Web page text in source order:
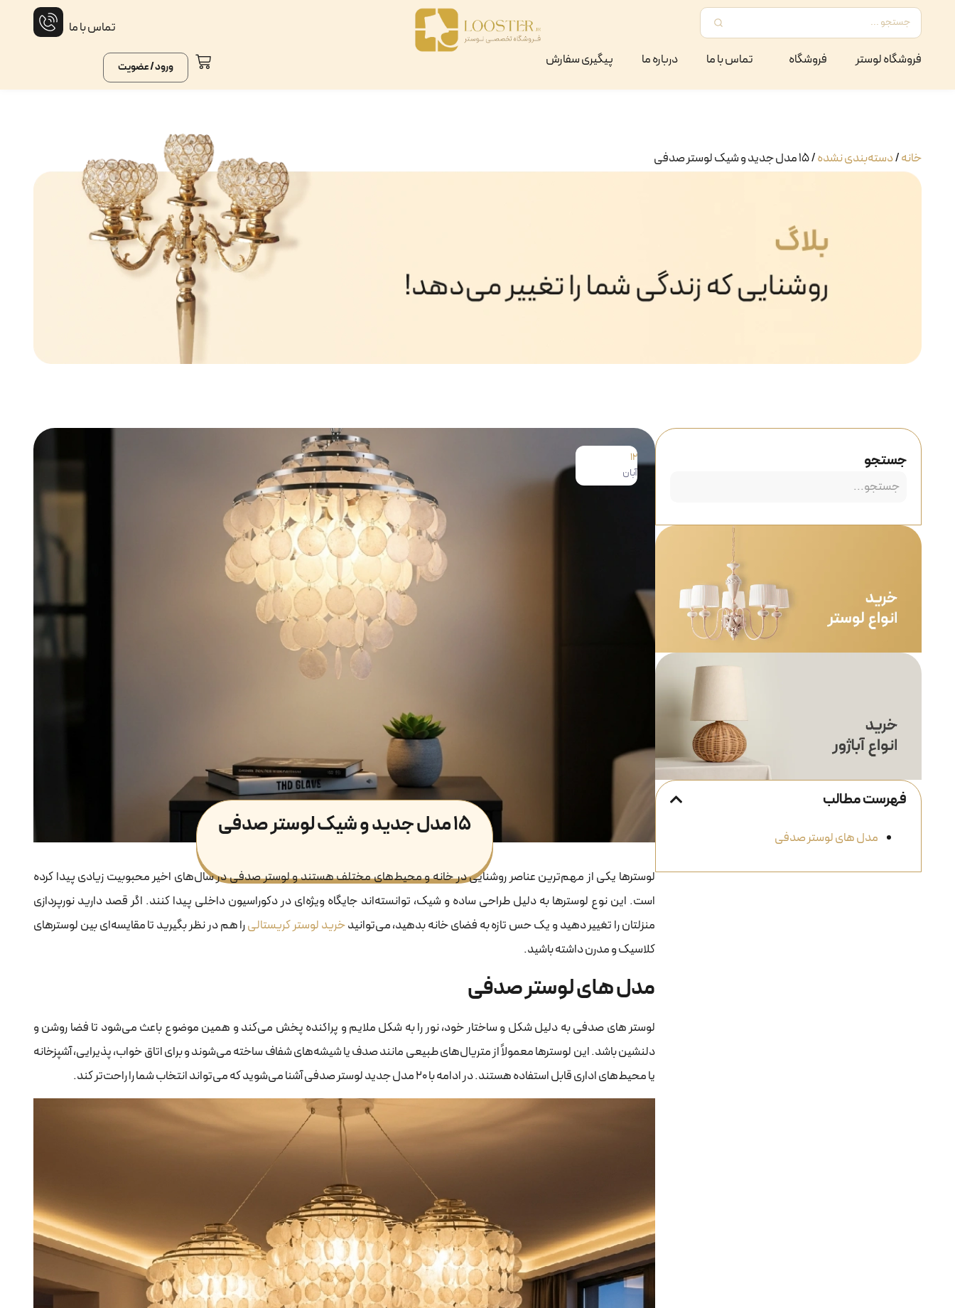
تماس با ما
فروشگاه لوستر
فروشگاه تماس با ما درباره ما پیگیری سفارش ورود / عضویت
خانه/دسته‌بندی نشده/ ۱۵ مدل جدید و شیک لوستر صدفی
جستجو
فهرست مطالب
مدل های لوستر صدفی
12
آبان
۱۵ مدل جدید و شیک لوستر صدفی
لوسترها یکی از مهم‌ترین عناصر روشنایی در خانه و محیط‌های مختلف هستند و لوستر صدفی در سال‌های اخیر محبوبیت زیادی پیدا کرده
است. این نوع لوسترها به دلیل طراحی ساده و شیک، توانسته‌اند جایگاه ویژه‌ای در دکوراسیون داخلی پیدا کنند. اگر قصد دارید نورپردازی
منزلتان را تغییر دهید و یک حس تازه به فضای خانه بدهید، می‌توانیدخرید لوستر کریستالیرا هم در نظر بگیرید تا مقایسه‌ای بین لوسترهای
کلاسیک و مدرن داشته باشید.
مدل های لوستر صدفی
لوستر های صدفی به دلیل شکل و ساختار خود، نور را به شکل ملایم و پراکنده پخش می‌کند و همین موضوع باعث می‌شود تا فضا روشن و
دلنشین باشد. این لوسترها معمولاً از متریال‌های طبیعی مانند صدف یا شیشه‌های شفاف ساخته می‌شوند و برای اتاق خواب، پذیرایی، آشپزخانه
یا محیط‌های اداری قابل استفاده هستند. در ادامه با 20 مدل جدید لوستر صدفی آشنا می‌شوید که می‌تواند انتخاب شما را راحت‌تر کند.